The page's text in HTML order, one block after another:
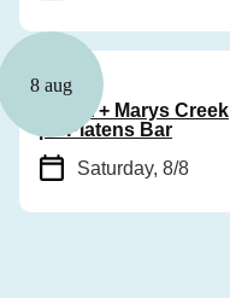
8 aug
Musikk
Cyhra + Marys Creek
på Platens Bar
Saturday, 8/8